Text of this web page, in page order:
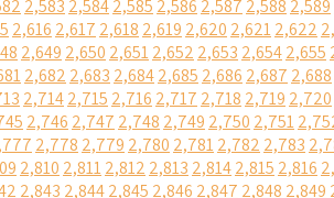
2,583 2,5842,585 2,586 2,587 2,588 2,589
2,616 2,617 2,618 2,619 2,620 2,6212,622
2,649 2,650 2,6512,652 2,653 2,6542,655
2,682 2,683 2,6842,685 2,686 2,687 2,688
2,7142,715 2,716 2,717 2,718 2,719 2,720
2,746 2,747 2,748 2,749 2,750 2,751
2,778 2,779 2,780 2,7812,782 2,783
2,810 2,8112,812 2,813 2,8142,815 2,816
2,843 2,8442,845 2,846 2,847 2,848 2,849